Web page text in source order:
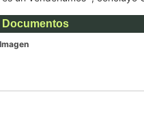
Documentos
Imagen